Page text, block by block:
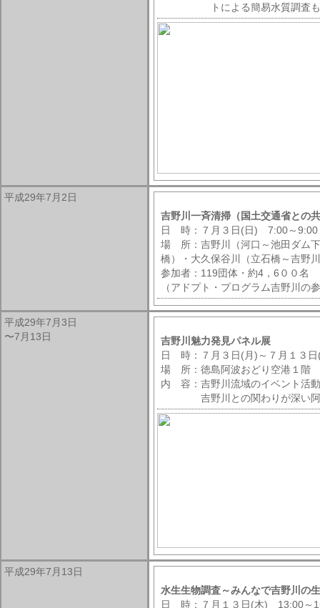
トによる簡易水質調査も
平成29年7月2日
吉野川一斉清掃（国土交通省との
日 時：７月３日(日) 7:00～9:00
場 所：吉野川（河口～池田ダム
橋）・大久保谷川（立石橋～吉野
参加者：119団体・約4，6００名
（アドプト・プログラム吉野川の
平成29年7月3日
〜7月13日
吉野川魅力発見パネル展
日 時：７月３日(月)～７月１３日
場 所：徳島阿波おどり空港１階
内 容：吉野川流域のイベント活
吉野川との関わりが深い阿波
平成29年7月13日
水生生物調査～みんなで吉野川の
日 時：７月１３日(木) 13:00～